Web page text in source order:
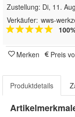
Zustellung: Di, 11.
Verkäufer: wws-
Merken Preis
Produktdetails